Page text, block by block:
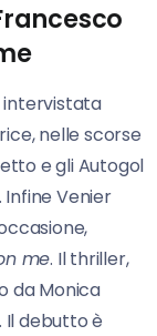
intervistata
nelle scorse
e gli Autogol
Infine Venier
me. Il thriller,
da Monica
Il debutto è